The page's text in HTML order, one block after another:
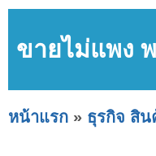
ขายไม่แพง
หน้าแรก » ธุรกิจ สิน